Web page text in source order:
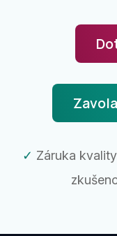
✓ Záruka kvality